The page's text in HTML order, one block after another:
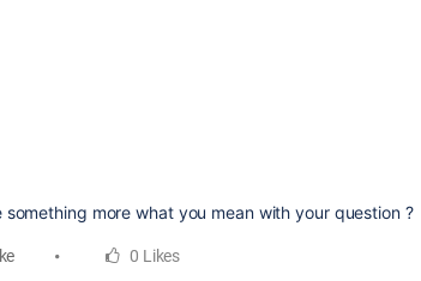
something more what you mean with your question ?
0 Likes